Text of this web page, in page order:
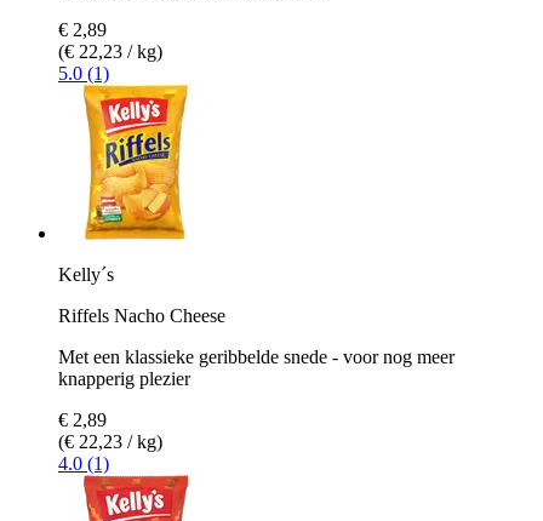
€ 2,89
(€ 22,23 / kg)
5.0 (1)
Kelly´s
Riffels Nacho Cheese
Met een klassieke geribbelde snede - voor nog meer
knapperig plezier
€ 2,89
(€ 22,23 / kg)
4.0 (1)